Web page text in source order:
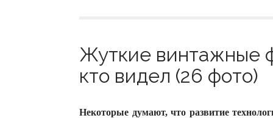
Жуткие винтажные
кто видел (26 фото)
Некоторые думают, что развитие